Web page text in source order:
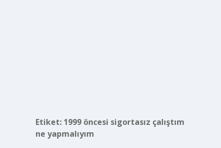
Etiket: 1999 öncesi sigortasız çalıştım
ne yapmalıyım